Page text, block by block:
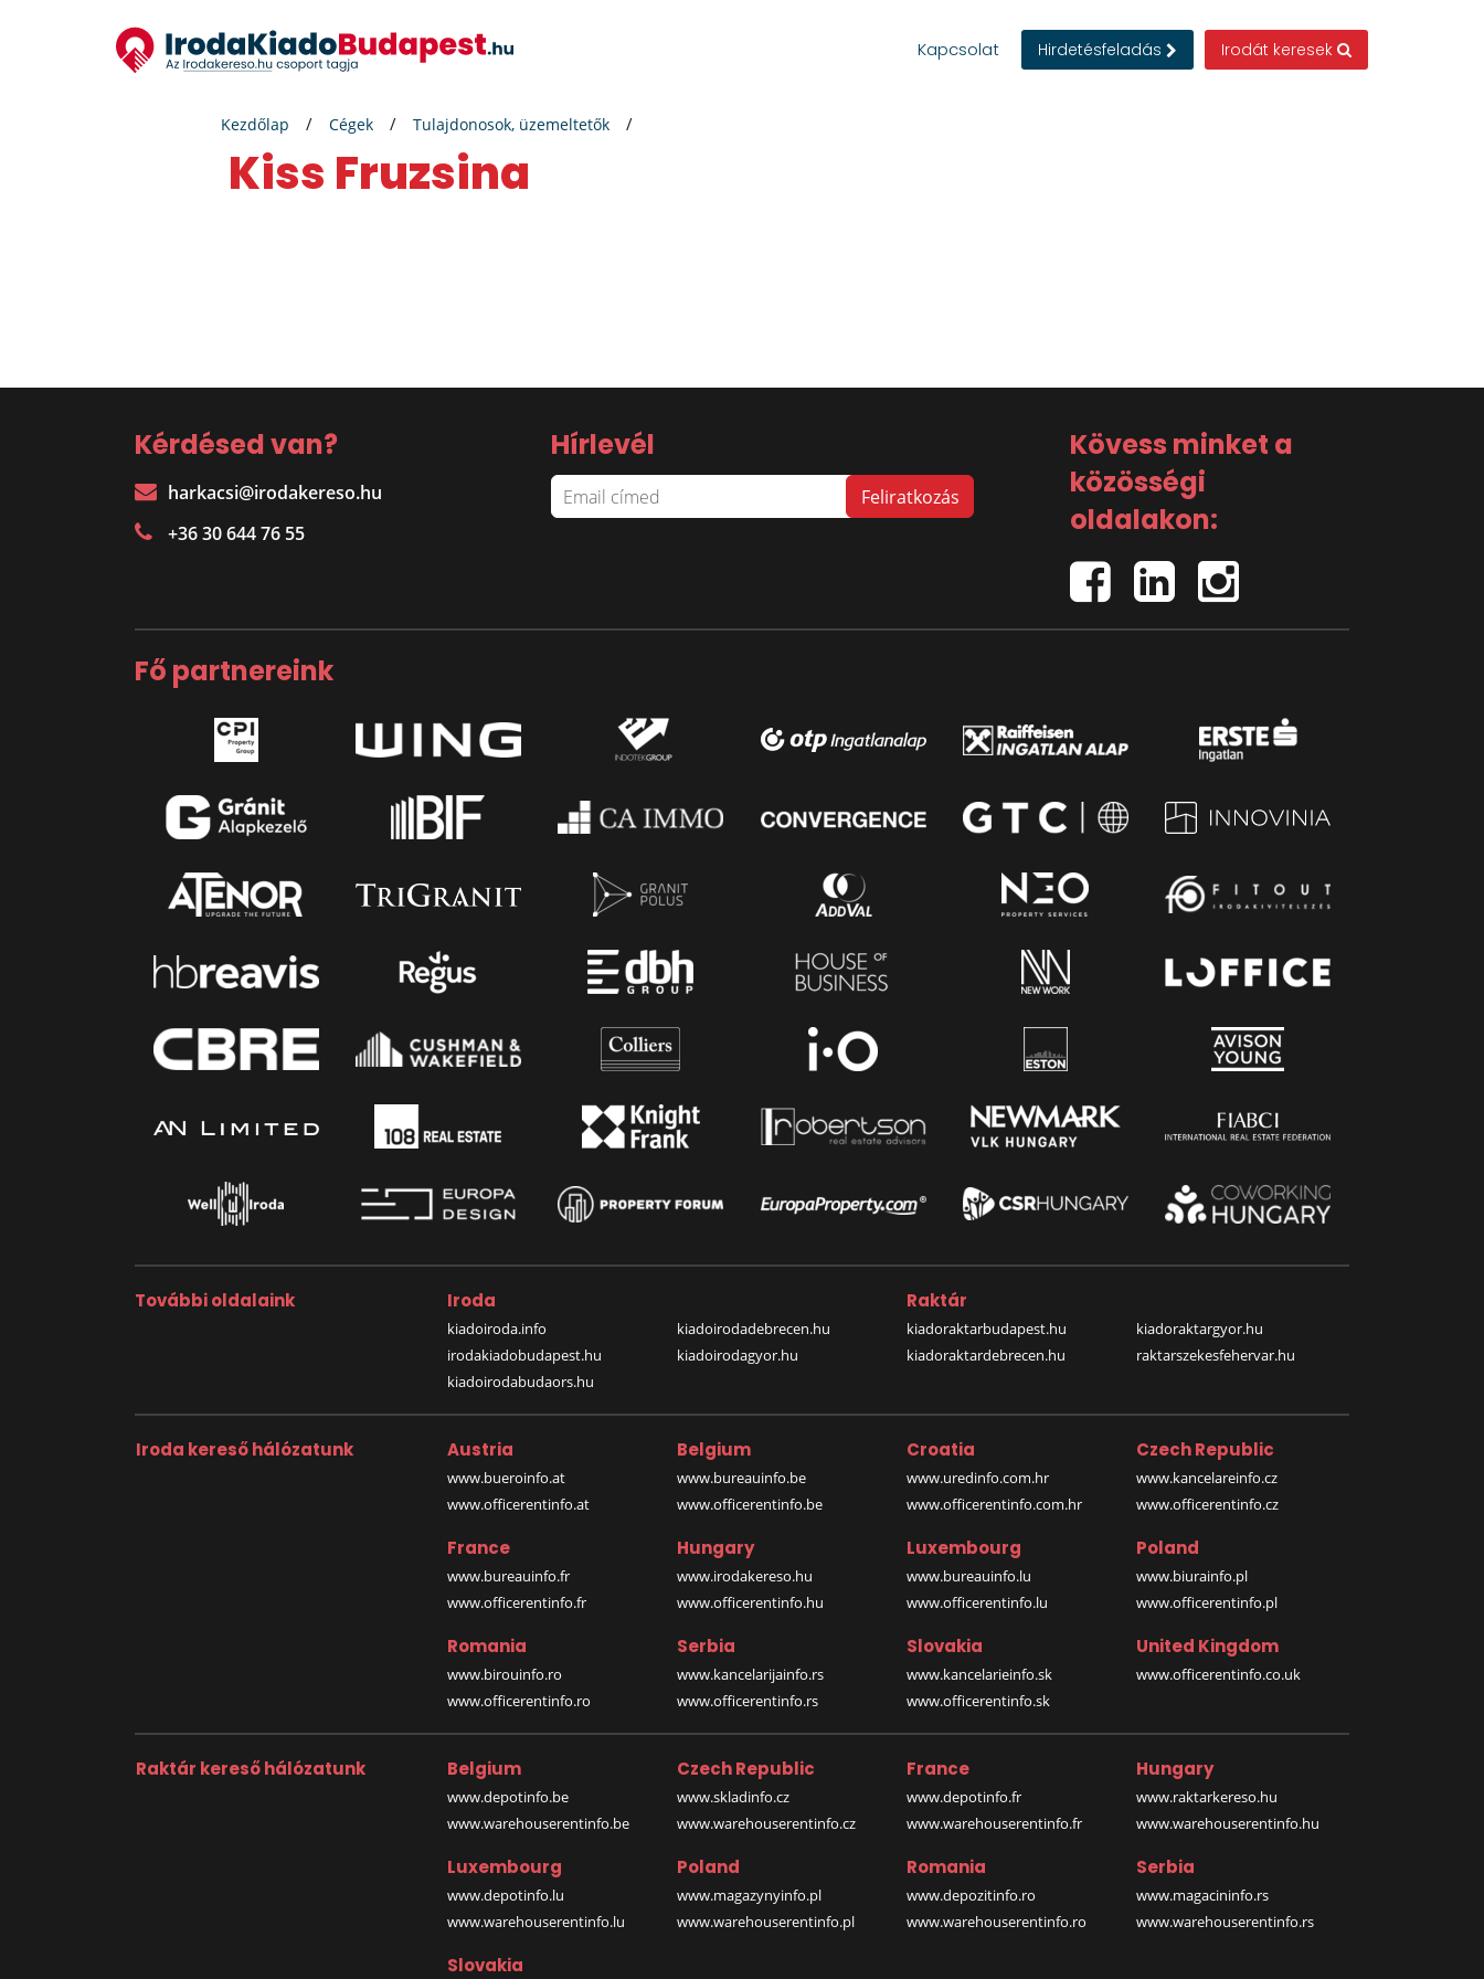
Kapcsolat Hirdetésfeladás Irodát keresek
Kezdőlap Cégek Tulajdonosok, üzemeltetők
Kiss Fruzsina
Kérdésed van?
harkacsi@irodakereso.hu
+36 30 644 76 55
Hírlevél
Kövess minket a
közösségi
oldalakon:
Fő partnereink
További oldalaink Iroda
kiadoiroda.info
irodakiadobudapest.hu
kiadoirodabudaors.hu
kiadoirodadebrecen.hu
kiadoirodagyor.hu
Raktár
kiadoraktarbudapest.hu
kiadoraktardebrecen.hu
kiadoraktargyor.hu
raktarszekesfehervar.hu
Iroda kereső hálózatunk Austria
www.bueroinfo.at
www.officerentinfo.at
Belgium
www.bureauinfo.be
www.officerentinfo.be
Croatia
www.uredinfo.com.hr
www.officerentinfo.com.hr
Czech Republic
www.kancelareinfo.cz
www.officerentinfo.cz
France
www.bureauinfo.fr
www.officerentinfo.fr
Hungary
www.irodakereso.hu
www.officerentinfo.hu
Luxembourg
www.bureauinfo.lu
www.officerentinfo.lu
Poland
www.biurainfo.pl
www.officerentinfo.pl
Romania
www.birouinfo.ro
www.officerentinfo.ro
Serbia
www.kancelarijainfo.rs
www.officerentinfo.rs
Slovakia
www.kancelarieinfo.sk
www.officerentinfo.sk
United Kingdom
www.officerentinfo.co.uk
Raktár kereső hálózatunk Belgium
www.depotinfo.be
www.warehouserentinfo.be
Czech Republic
www.skladinfo.cz
www.warehouserentinfo.cz
France
www.depotinfo.fr
www.warehouserentinfo.fr
Hungary
www.raktarkereso.hu
www.warehouserentinfo.hu
Luxembourg
www.depotinfo.lu
www.warehouserentinfo.lu
Poland
www.magazynyinfo.pl
www.warehouserentinfo.pl
Romania
www.depozitinfo.ro
www.warehouserentinfo.ro
Serbia
www.magacininfo.rs
www.warehouserentinfo.rs
Slovakia